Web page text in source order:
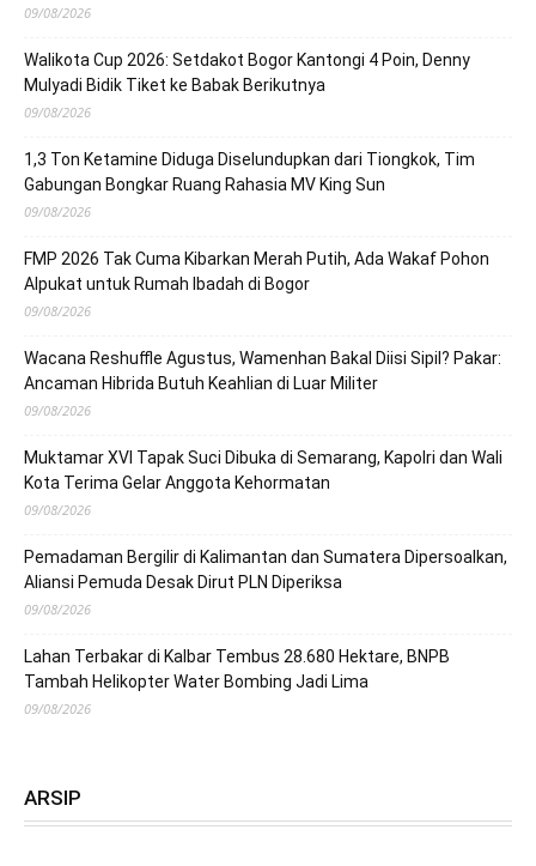
09/08/2026
Walikota Cup 2026: Setdakot Bogor Kantongi 4 Poin, Denny
Mulyadi Bidik Tiket ke Babak Berikutnya
09/08/2026
1,3 Ton Ketamine Diduga Diselundupkan dari Tiongkok, Tim
Gabungan Bongkar Ruang Rahasia MV King Sun
09/08/2026
FMP 2026 Tak Cuma Kibarkan Merah Putih, Ada Wakaf Pohon
Alpukat untuk Rumah Ibadah di Bogor
09/08/2026
Wacana Reshuffle Agustus, Wamenhan Bakal Diisi Sipil? Pakar:
Ancaman Hibrida Butuh Keahlian di Luar Militer
09/08/2026
Muktamar XVI Tapak Suci Dibuka di Semarang, Kapolri dan Wali
Kota Terima Gelar Anggota Kehormatan
09/08/2026
Pemadaman Bergilir di Kalimantan dan Sumatera Dipersoalkan,
Aliansi Pemuda Desak Dirut PLN Diperiksa
09/08/2026
Lahan Terbakar di Kalbar Tembus 28.680 Hektare, BNPB
Tambah Helikopter Water Bombing Jadi Lima
09/08/2026
ARSIP